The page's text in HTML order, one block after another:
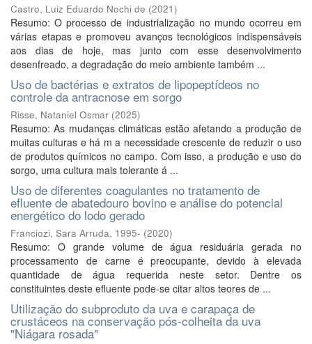
Castro, Luiz Eduardo Nochi de (2021)
Resumo: O processo de industrialização no mundo ocorreu em
várias etapas e promoveu avanços tecnológicos indispensáveis
aos dias de hoje, mas junto com esse desenvolvimento
desenfreado, a degradação do meio ambiente também ...
Uso de bactérias e extratos de lipopeptídeos no
controle da antracnose em sorgo
Risse, Nataniel Osmar (2025)
Resumo: As mudanças climáticas estão afetando a produção de
muitas culturas e há m a necessidade crescente de reduzir o uso
de produtos químicos no campo. Com isso, a produção e uso do
sorgo, uma cultura mais tolerante á ...
Uso de diferentes coagulantes no tratamento de
efluente de abatedouro bovino e análise do potencial
energético do lodo gerado
Franciozi, Sara Arruda, 1995- (2020)
Resumo: O grande volume de água residuária gerada no
processamento de carne é preocupante, devido à elevada
quantidade de água requerida neste setor. Dentre os
constituintes deste efluente pode-se citar altos teores de ...
Utilização do subproduto da uva e carapaça de
crustáceos na conservação pós-colheita da uva
"Niágara rosada"